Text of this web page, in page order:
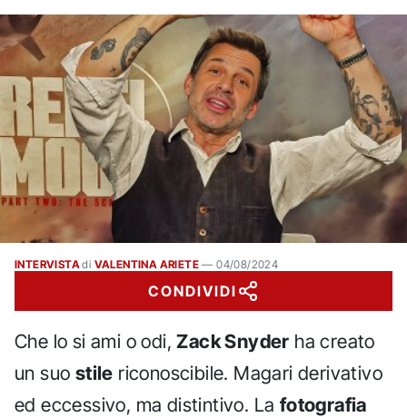
INTERVISTAdi VALENTINA ARIETE —04/08/2024
CONDIVIDI
Che lo si ami o odi,Zack Snyder ha creato
un suo stile riconoscibile. Magari derivativo
ed eccessivo, ma distintivo. La fotografia